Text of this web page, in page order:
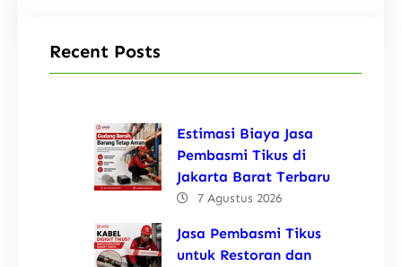
Recent Posts
Estimasi Biaya Jasa
Pembasmi Tikus di
Jakarta Barat Terbaru
7 Agustus 2026
Jasa Pembasmi Tikus
untuk Restoran dan